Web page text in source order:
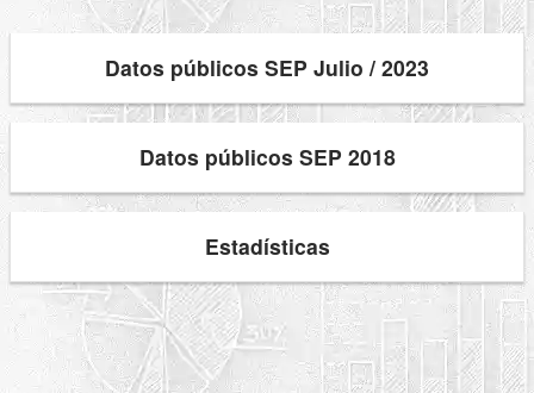
Datos públicos SEP Julio / 2023
Datos públicos SEP 2018
Estadísticas